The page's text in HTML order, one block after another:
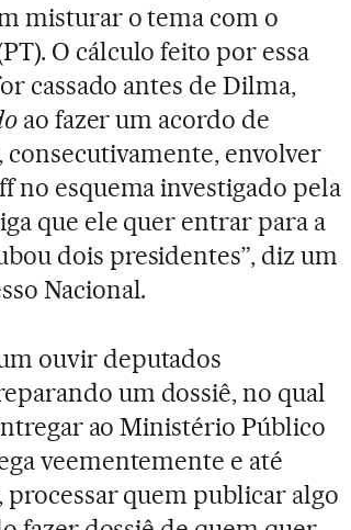
misturar o tema com o
O cálculo feito por essa
cassado antes de Dilma,
ao fazer um acordo de
consecutivamente, envolver
no esquema investigado pela
que ele quer entrar para a
dois presidentes”, diz um
Nacional.
ouvir deputados
um dossiê, no qual
ao Ministério Público
veementemente e até
quem publicar algo